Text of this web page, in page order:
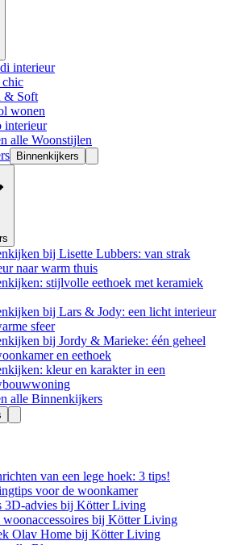
interieur
& Soft
wonen
interieur
alle Woonstijlen
Binnenkijkers
bij Lisette Lubbers: van strak
naar warm thuis
stijlvolle eethoek met keramiek
bij Lars & Jody: een licht interieur
sfeer
bij Jordy & Marieke: één geheel
en eethoek
kleur en karakter in een
alle Binnenkijkers
van een lege hoek: 3 tips!
voor de woonkamer
3D-advies bij Kötter Living
woonaccessoires bij Kötter Living
Olav Home bij Kötter Living